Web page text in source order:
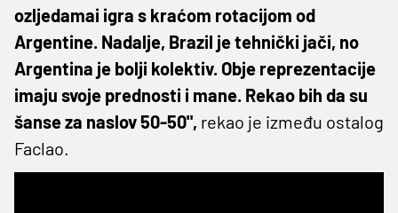
ozljedamai igra s kraćom rotacijom od
Argentine. Nadalje, Brazil je tehnički jači, no
Argentina je bolji kolektiv. Obje reprezentacije
imaju svoje prednosti i mane. Rekao bih da su
šanse za naslov 50-50", rekao je između ostalog
Faclao.